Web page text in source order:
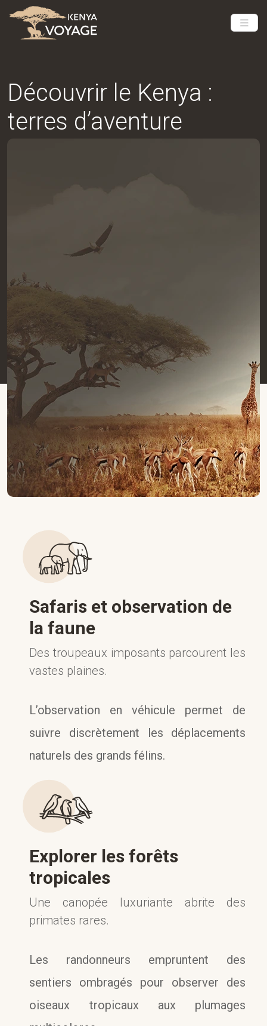
Découvrir le Kenya :
terres d’aventure
Safaris et observation de
la faune
Des troupeaux imposants parcourent les
vastes plaines.
L’observation en véhicule permet de
suivre discrètement les déplacements
naturels des grands félins.
Explorer les forêts
tropicales
Une canopée luxuriante abrite des
primates rares.
Les randonneurs empruntent des
sentiers ombragés pour observer des
oiseaux tropicaux aux plumages